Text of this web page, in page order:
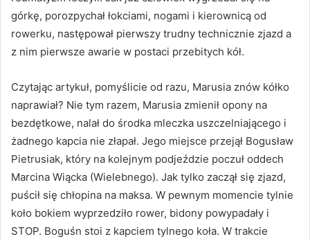
górkę, porozpychał łokciami, nogami i kierownicą od
rowerku, następował pierwszy trudny technicznie zjazd a
z nim pierwsze awarie w postaci przebitych kół.
Czytając artykuł, pomyślicie od razu, Marusia znów kółko
naprawiał? Nie tym razem, Marusia zmienił opony na
bezdętkowe, nalał do środka mleczka uszczelniającego i
żadnego kapcia nie złapał. Jego miejsce przejął Bogusław
Pietrusiak, który na kolejnym podjeździe poczuł oddech
Marcina Wiącka (Wielebnego). Jak tylko zaczął się zjazd,
puścił się chłopina na maksa. W pewnym momencie tylnie
koło bokiem wyprzedziło rower, bidony powypadały i
STOP. Boguśn stoi z kapciem tylnego koła. W trakcie